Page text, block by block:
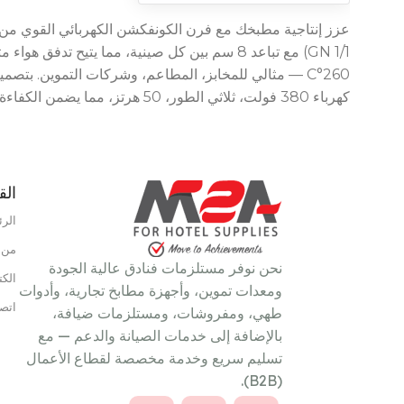
نوع الطاقة غاز
نطاق درجة الحرارة
كهرباء 380 فولت، ثلاثي الطور، 50 هرتز، مما يضمن الكفاءة والمتانة في البيئات التي تتطلب أداء عاليًا.
نحن نوفر مستلزمات فنادق عالية الجودة
ومعدات تموين، وأجهزة مطابخ تجارية، وأدوات
طهي، ومفروشات، ومستلزمات ضيافة،
بالإضافة إلى خدمات الصيانة والدعم — مع
تسليم سريع وخدمة مخصصة لقطاع الأعمال
(B2B).